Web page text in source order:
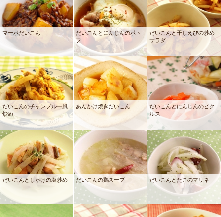
マーボだいこん
だいこんとにんじんのポト
フ
だいこんと干しえびの炒め
サラダ
だいこんのチャンプルー風
炒め
あんかけ焼きだいこん
だいこんとにんじんのピク
ルス
だいこんとしゃけの塩炒め だいこんの鶏スープ だいこんとたこのマリネ